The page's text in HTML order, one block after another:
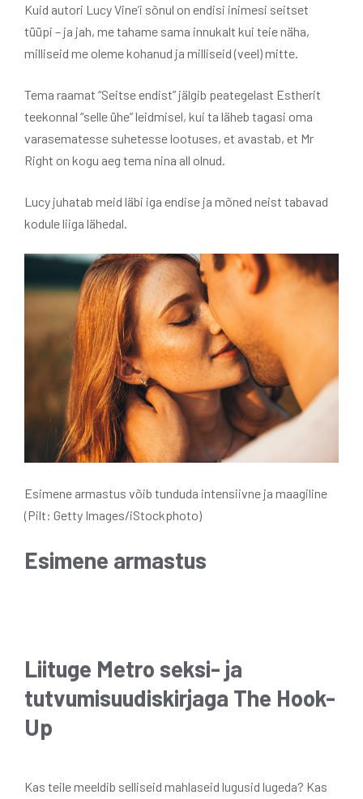
Kuid autori Lucy Vine’i sõnul on endisi inimesi seitset
tüüpi – ja jah, me tahame sama innukalt kui teie näha,
milliseid me oleme kohanud ja milliseid (veel) mitte.
Tema raamat “Seitse endist” jälgib peategelast Estherit
teekonnal “selle ühe” leidmisel, kui ta läheb tagasi oma
varasematesse suhetesse lootuses, et avastab, et Mr
Right on kogu aeg tema nina all olnud.
Lucy juhatab meid läbi iga endise ja mõned neist tabavad
kodule liiga lähedal.
Esimene armastus võib tunduda intensiivne ja maagiline
(Pilt: Getty Images/iStockphoto)
Esimene armastus
Liituge Metro seksi- ja
tutvumisuudiskirjaga The Hook-
Up
Kas teile meeldib selliseid mahlaseid lugusid lugeda? Kas